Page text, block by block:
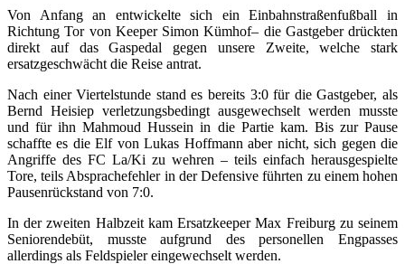
Von Anfang an entwickelte sich ein Einbahnstraßenfußball in
Richtung Tor von Keeper Simon Kümhof– die Gastgeber drückten
direkt auf das Gaspedal gegen unsere Zweite, welche stark
ersatzgeschwächt die Reise antrat.
Nach einer Viertelstunde stand es bereits 3:0 für die Gastgeber, als
Bernd Heisiep verletzungsbedingt ausgewechselt werden musste
und für ihn Mahmoud Hussein in die Partie kam. Bis zur Pause
schaffte es die Elf von Lukas Hoffmann aber nicht, sich gegen die
Angriffe des FC La/Ki zu wehren – teils einfach herausgespielte
Tore, teils Absprachefehler in der Defensive führten zu einem hohen
Pausenrückstand von 7:0.
In der zweiten Halbzeit kam Ersatzkeeper Max Freiburg zu seinem
Seniorendebüt, musste aufgrund des personellen Engpasses
allerdings als Feldspieler eingewechselt werden.